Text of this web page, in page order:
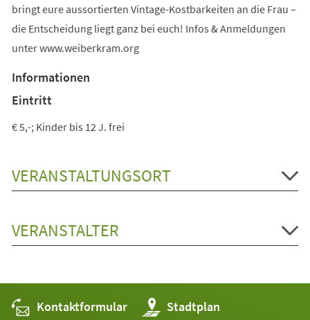
bringt eure aussortierten Vintage-Kostbarkeiten an die Frau –
die Entscheidung liegt ganz bei euch! Infos & Anmeldungen
unter www.weiberkram.org
Informationen
Eintritt
€ 5,-; Kinder bis 12 J. frei
VERANSTALTUNGSORT
VERANSTALTER
Kontaktformular Stadtplan
(Öffnet